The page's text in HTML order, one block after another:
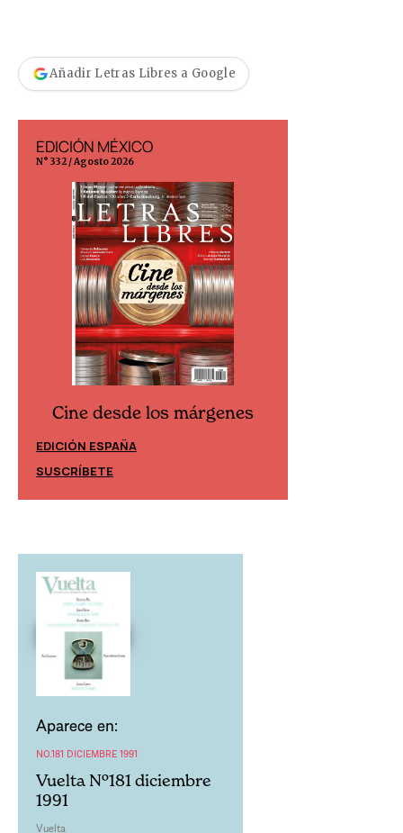
Añadir Letras Libres a Google
EDICIÓN MÉXICO
N° 332 / Agosto 2026
Cine desde los márgenes
EDICIÓN ESPAÑA
SUSCRÍBETE
Aparece en:
NO.181 DICIEMBRE 1991
Vuelta Nº181 diciembre
1991
Vuelta